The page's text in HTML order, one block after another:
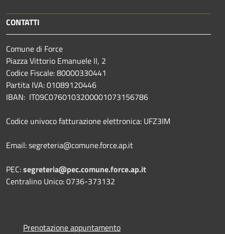
CONTATTI
Comune di Force
Piazza Vittorio Emanuele II, 2
Codice Fiscale: 80000330441
Partita IVA: 01089120446
IBAN: IT09C0760103200001073156786
Codice univoco fatturazione elettronica: UFZ3IM
Email: segreteria@comune.force.ap.it
PEC:segreteria@pec.comune.force.ap.it
Centralino Unico: 0736-373132
Prenotazione appuntamento